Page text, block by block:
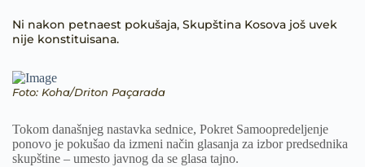
Ni nakon petnaest pokušaja, Skupština Kosova još uvek
nije konstituisana.
Foto: Koha/Driton Paçarada
Tokom današnjeg nastavka sednice, Pokret Samoopredeljenje
ponovo je pokušao da izmeni način glasanja za izbor predsednika
skupštine – umesto javnog da se glasa tajno.